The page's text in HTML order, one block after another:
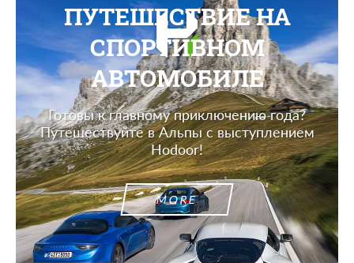
ПУТЕШЕСТВИЕ НА
СПОРТИВНОМ
АВТОМОБИЛЕ
Готовы к главному приключению года?
Путешествуйте в Альпы с выступлением
Hodoor!
MORE